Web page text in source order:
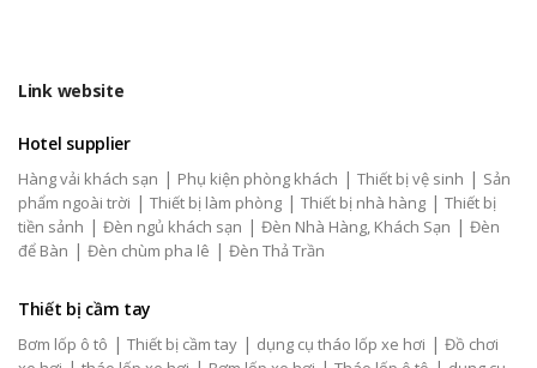
Link website
Hotel supplier
Hàng vải khách sạn | Phụ kiện phòng khách | Thiết bị vệ sinh | Sản
phẩm ngoài trời | Thiết bị làm phòng | Thiết bị nhà hàng | Thiết bị
tiền sảnh | Đèn ngủ khách sạn | Đèn Nhà Hàng, Khách Sạn | Đèn
để Bàn | Đèn chùm pha lê | Đèn Thả Trần
Thiết bị cầm tay
Bơm lốp ô tô | Thiết bị cầm tay | dụng cụ tháo lốp xe hơi | Đồ chơi